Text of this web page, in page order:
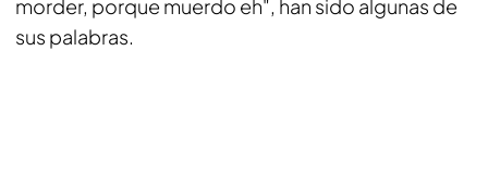
morder, porque muerdo eh", han sido algunas de
sus palabras.